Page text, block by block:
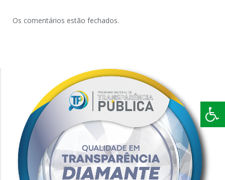
Os comentários estão fechados.